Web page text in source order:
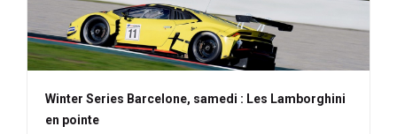
Winter Series Barcelone, samedi : Les Lamborghini
en pointe